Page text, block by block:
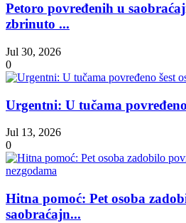
Petoro povređenih u
zbrinuto ...
Jul 30, 2026
0
Urgentni: U tučama povređeno
Jul 13, 2026
0
Hitna pomoć: Pet osoba
saobraćajn...